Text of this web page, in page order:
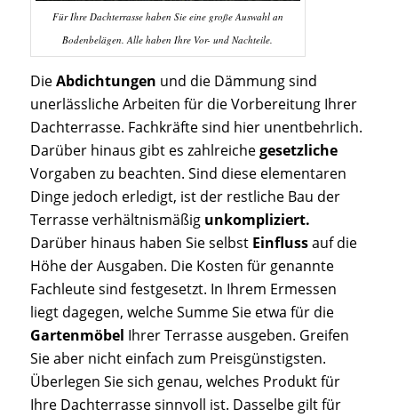
Für Ihre Dachterrasse haben Sie eine große Auswahl an
Bodenbelägen. Alle haben Ihre Vor- und Nachteile.
DieAbdichtungen und die Dämmung sind
unerlässliche Arbeiten für die Vorbereitung Ihrer
Dachterrasse. Fachkräfte sind hier unentbehrlich.
Darüber hinaus gibt es zahlreichegesetzliche
Vorgaben zu beachten. Sind diese elementaren
Dinge jedoch erledigt, ist der restliche Bau der
Terrasse verhältnismäßig unkompliziert.
Darüber hinaus haben Sie selbst Einflussauf die
Höhe der Ausgaben. Die Kosten für genannte
Fachleute sind festgesetzt. In Ihrem Ermessen
liegt dagegen, welche Summe Sie etwa für die
Gartenmöbel Ihrer Terrasse ausgeben. Greifen
Sie aber nicht einfach zum Preisgünstigsten.
Überlegen Sie sich genau, welches Produkt für
Ihre Dachterrasse sinnvoll ist. Dasselbe gilt für